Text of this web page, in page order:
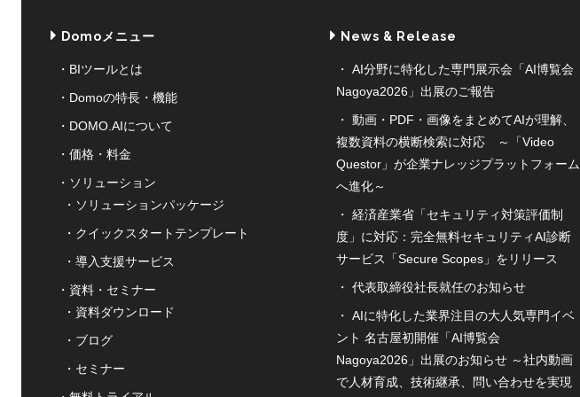
Domoメニュー
BIツールとは
Domoの特長・機能
DOMO.AIについて
価格・料金
ソリューション
ソリューションパッケージ
クイックスタートテンプレート
導入支援サービス
資料・セミナー
資料ダウンロード
ブログ
セミナー
News & Release
AI分野に特化した専門展示会「AI博覧会
Nagoya2026」出展のご報告
動画・PDF・画像をまとめてAIが理解、
複数資料の横断検索に対応 ～「Video
Questor」が企業ナレッジプラットフォーム
へ進化～
経済産業省「セキュリティ対策評価制
度」に対応：完全無料セキュリティAI診断
サービス「Secure Scopes」をリリース
代表取締役社長就任のお知らせ
AIに特化した業界注目の大人気専門イベ
ント 名古屋初開催「AI博覧会
Nagoya2026」出展のお知らせ ～社内動画
で人材育成、技術継承、問い合わせを実現